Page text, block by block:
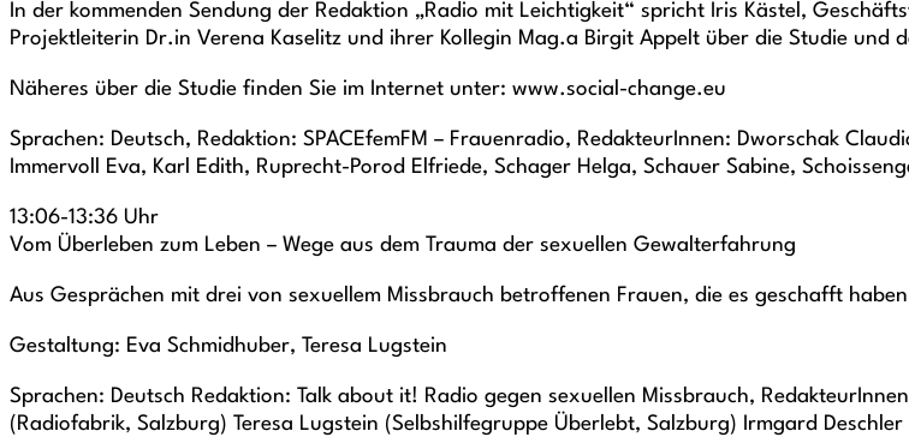
In der kommenden Sendung der Redaktion „Radio mit Leichtigkeit“ spricht Iris Kästel,
Projektleiterin Dr.in Verena Kaselitz und ihrer Kollegin Mag.a Birgit Appelt über die Studie und
Näheres über die Studie finden Sie im Internet unter: www.social-change.eu
Sprachen: Deutsch, Redaktion: SPACEfemFM – Frauenradio, RedakteurInnen: Dworschak
Immervoll Eva, Karl Edith, Ruprecht-Porod Elfriede, Schager Helga, Schauer Sabine,
13:06-13:36 Uhr
Vom Überleben zum Leben – Wege aus dem Trauma der sexuellen Gewalterfahrung
Aus Gesprächen mit drei von sexuellem Missbrauch betroffenen Frauen, die es geschafft
Gestaltung: Eva Schmidhuber, Teresa Lugstein
Sprachen: Deutsch Redaktion: Talk about it! Radio gegen sexuellen Missbrauch,
(Radiofabrik, Salzburg) Teresa Lugstein (Selbshilfegruppe Überlebt, Salzburg) Irmgard